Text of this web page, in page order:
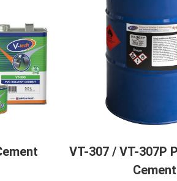
VT-307 / VT-307P
Cement